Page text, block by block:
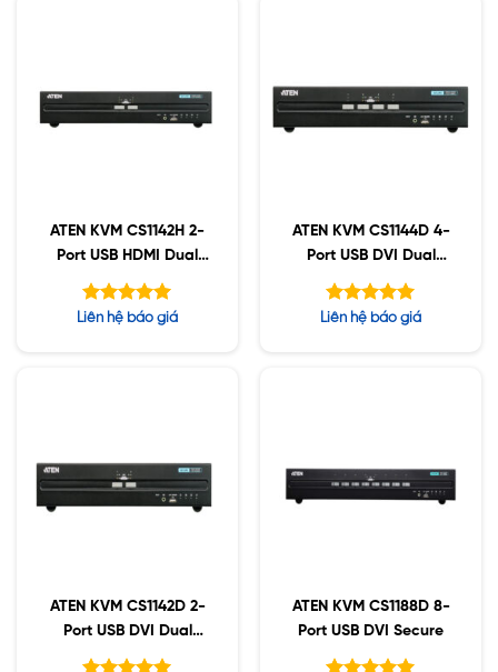
ATEN KVM CS1142H 2-
Port USB HDMI Dual
Display Secure
Được xếp
Liên hệ báo giá
ATEN KVM CS1144D 4-
Port USB DVI Dual
Display Secure
Được xếp
Liên hệ báo giá
ATEN KVM CS1142D 2-
Port USB DVI Dual
Display Secure
ATEN KVM CS1188D 8-
Port USB DVI Secure